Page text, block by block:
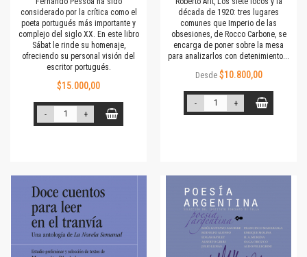
considerado por la crítica como el
poeta portugués más importante y
complejo del siglo XX. En este libro
Sábat le rinde su homenaje,
ofreciendo su personal visión del
escritor portugués.
$15.000,00
- +
década de 1920: tres lugares
comunes que Imperio de las
obsesiones, de Rocco Carbone, se
encarga de poner sobre la mesa
para analizarlos con detenimiento...
Desde $10.800,00
- +